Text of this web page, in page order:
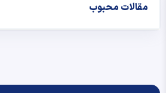
مقالات محبوب